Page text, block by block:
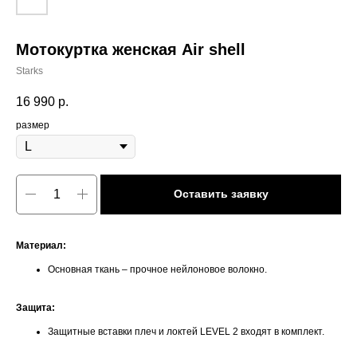
Мотокуртка женская Air shell
Starks
16 990 р.
размер
Оставить заявку
Материал:
Основная ткань – прочное нейлоновое волокно.
Защита:
Защитные вставки плеч и локтей LEVEL 2 входят в комплект.